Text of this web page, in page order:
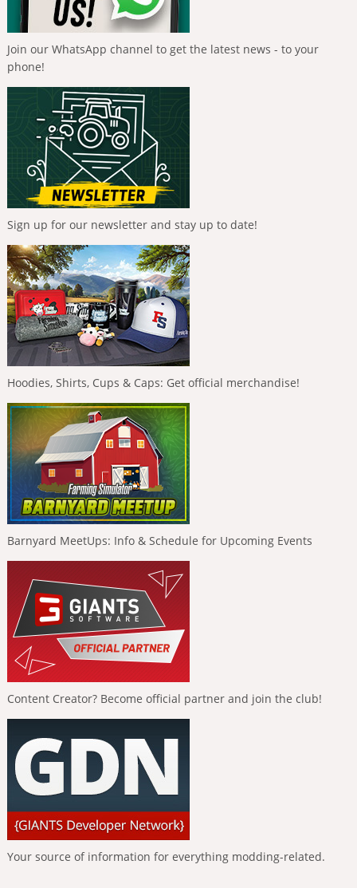
Join our WhatsApp channel to get the latest news - to your
phone!
Sign up for our newsletter and stay up to date!
Hoodies, Shirts, Cups & Caps: Get official merchandise!
Barnyard MeetUps: Info & Schedule for Upcoming Events
Content Creator? Become official partner and join the club!
Your source of information for everything modding-related.